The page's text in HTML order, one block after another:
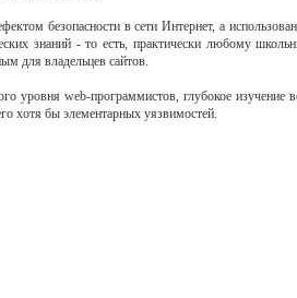
безопасности в сети Интернет, а
знаний - то есть, практически любому
для владельцев сайтов.
уровня web-программистов, глубокое изучение
хотя бы элементарных уязвимостей.